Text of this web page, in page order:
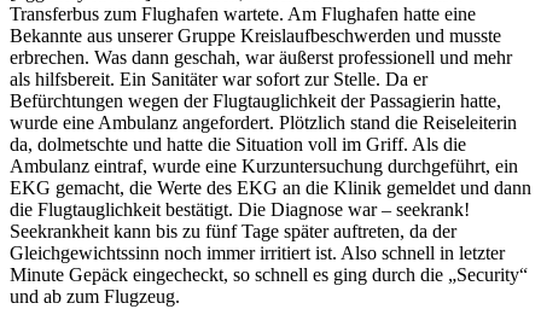
Transferbus zum Flughafen wartete. Am Flughafen hatte eine
Bekannte aus unserer Gruppe Kreislaufbeschwerden und musste
erbrechen. Was dann geschah, war äußerst professionell und mehr
als hilfsbereit. Ein Sanitäter war sofort zur Stelle. Da er
Befürchtungen wegen der Flugtauglichkeit der Passagierin hatte,
wurde eine Ambulanz angefordert. Plötzlich stand die Reiseleiterin
da, dolmetschte und hatte die Situation voll im Griff. Als die
Ambulanz eintraf, wurde eine Kurzuntersuchung durchgeführt, ein
EKG gemacht, die Werte des EKG an die Klinik gemeldet und dann
die Flugtauglichkeit bestätigt. Die Diagnose war – seekrank!
Seekrankheit kann bis zu fünf Tage später auftreten, da der
Gleichgewichtssinn noch immer irritiert ist. Also schnell in letzter
Minute Gepäck eingecheckt, so schnell es ging durch die „Security“
und ab zum Flugzeug.